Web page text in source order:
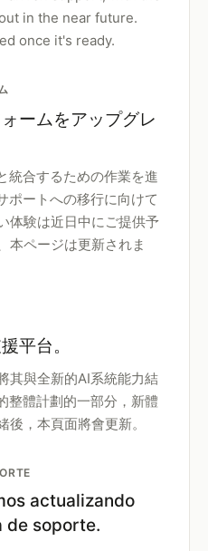
in the near future.
once it's ready.
ームをアップグレ
統合するための作業を進
ポートへの移行に向けて
体験は近日中にご提供予
本ページは更新されま
平台。
其與全新的AI系統能力結
整體計劃的一部分，新體
，本頁面將會更新。
actualizando
de soporte.